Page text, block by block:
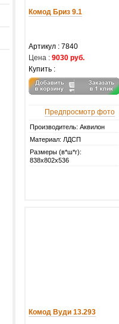
Комод Бриз 9.1
Артикул : 7840
Цена : 9030 руб.
Купить :
Предпросмотр фото
Производитель: Аквилон
Материал: ЛДСП
Размеры (в*ш*г):
838х802х536
Комод Вуди 13.293